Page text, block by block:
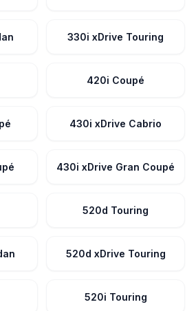
330i xDrive Touring
420i Coupé
430i xDrive Cabrio
430i xDrive Gran Coupé
520d Touring
520d xDrive Touring
520i Touring